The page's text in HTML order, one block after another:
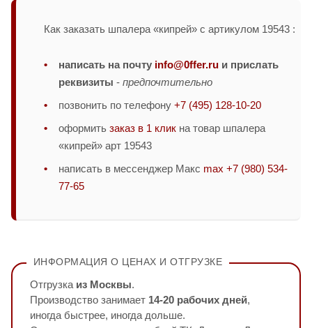
Как заказать шпалера «кипрей» с артикулом 19543 :
написать на почту info@0ffer.ru и прислать
реквизиты - предпочтительно
позвонить по телефону +7 (495) 128-10-20
оформить заказ в 1 клик на товар шпалера
«кипрей» арт 19543
написать в мессенджер Макс max +7 (980) 534-
77-65
ИНФОРМАЦИЯ О ЦЕНАХ И ОТГРУЗКЕ
Отгрузка из Москвы.
Производство занимает 14-20 рабочих дней,
иногда быстрее, иногда дольше.